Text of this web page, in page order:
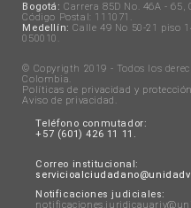
Bogotá: Carrera 85D No. 46A -
Código Postal: 111071.
Medellín: Calle 49 No 50-21 piso
050010.
© Copyrigth 2019 - Todos los
Colombia.
Políticas de privacidad y
Aviso de privacidad .
Teléfono conmutador:
+57 (601) 426 11 11.
Correo institucional:
Notificaciones judiciales: